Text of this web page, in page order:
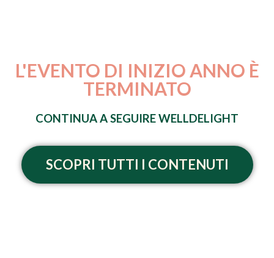
L'EVENTO DI INIZIO ANNO È
TERMINATO
CONTINUA A SEGUIRE WELLDELIGHT
SCOPRI TUTTI I CONTENUTI